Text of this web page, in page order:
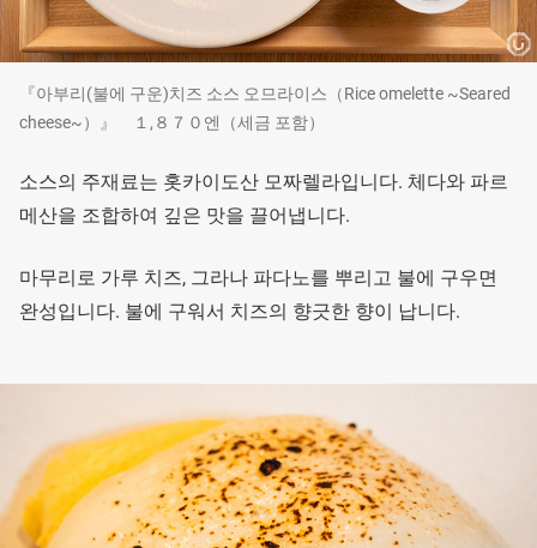
『아부리(불에 구운)치즈 소스 오므라이스（Rice omelette ~Seared
cheese~）』 １,８７０엔（세금 포함）
소스의 주재료는 홋카이도산 모짜렐라입니다. 체다와 파르
메산을 조합하여 깊은 맛을 끌어냅니다.
마무리로 가루 치즈, 그라나 파다노를 뿌리고 불에 구우면
완성입니다. 불에 구워서 치즈의 향긋한 향이 납니다.